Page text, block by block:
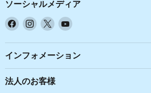
ソーシャルメディア
Facebook
見
つ
て
く
Instagram
見
つ
て
く
X
見
つ
て
く
YouTube
見
つ
インフォメーション
法人のお客様